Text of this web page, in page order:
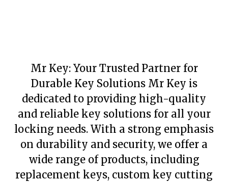
Mr Key: Your Trusted Partner for
Durable Key Solutions Mr Key is
dedicated to providing high-quality
and reliable key solutions for all your
locking needs. With a strong emphasis
on durability and security, we offer a
wide range of products, including
replacement keys, custom key cutting